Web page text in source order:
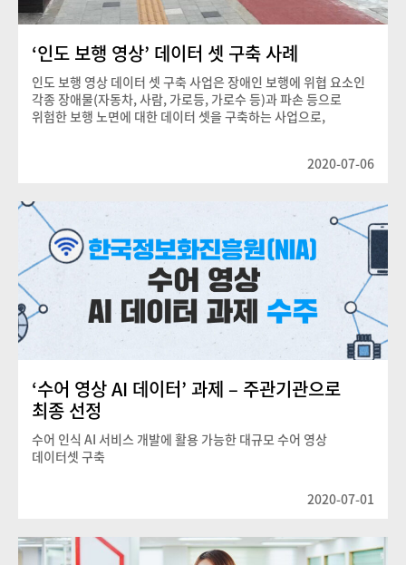
‘인도 보행 영상’ 데이터 셋 구축 사례
인도 보행 영상 데이터 셋 구축 사업은 장애인 보행에 위협 요소인
각종 장애물(자동차, 사람, 가로등, 가로수 등)과 파손 등으로
위험한 보행 노면에 대한 데이터 셋을 구축하는 사업으로,
2020-07-06
‘수어 영상 AI 데이터’ 과제 – 주관기관으로
최종 선정
수어 인식 AI 서비스 개발에 활용 가능한 대규모 수어 영상
데이터셋 구축
2020-07-01